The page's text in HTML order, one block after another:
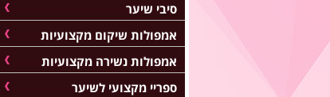
סיבי שיער
אמפולות שיקום מקצועיות
אמפולות נשירה מקצועיות
ספריי מקצועי לשיער